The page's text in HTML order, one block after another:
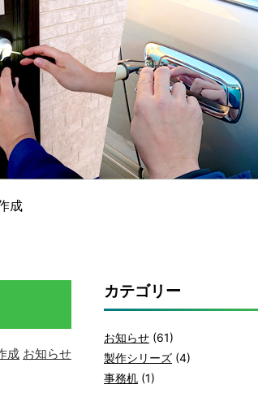
成
成 お知らせ
カテゴリー
お知らせ (61)
製作シリーズ (4)
事務机 (1)